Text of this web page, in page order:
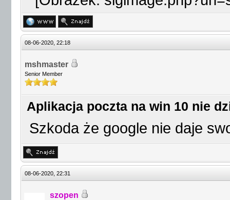
08-06-2020, 22:18
mshmaster
Senior Member
Aplikacja poczta na win 10 nie
Szkoda że google nie daje
08-06-2020, 22:31
szopen